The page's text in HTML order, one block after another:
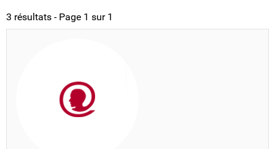
3 résultats - Page 1 sur 1